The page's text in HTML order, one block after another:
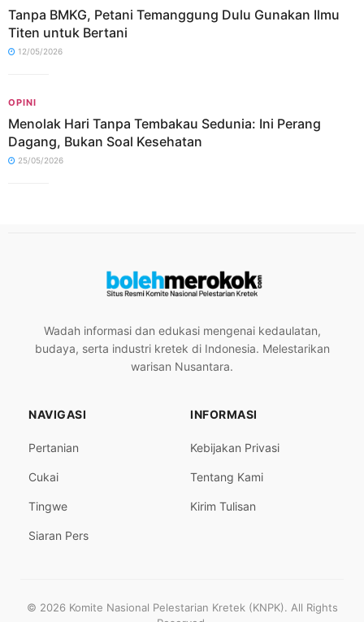
Tanpa BMKG, Petani Temanggung Dulu Gunakan Ilmu
Titen untuk Bertani
12/05/2026
OPINI
Menolak Hari Tanpa Tembakau Sedunia: Ini Perang
Dagang, Bukan Soal Kesehatan
25/05/2026
Wadah informasi dan edukasi mengenai kedaulatan,
budaya, serta industri kretek di Indonesia. Melestarikan
warisan Nusantara.
NAVIGASI
Pertanian
Cukai
Tingwe
Siaran Pers
INFORMASI
Kebijakan Privasi
Tentang Kami
Kirim Tulisan
© 2026 Komite Nasional Pelestarian Kretek (KNPK). All Rights